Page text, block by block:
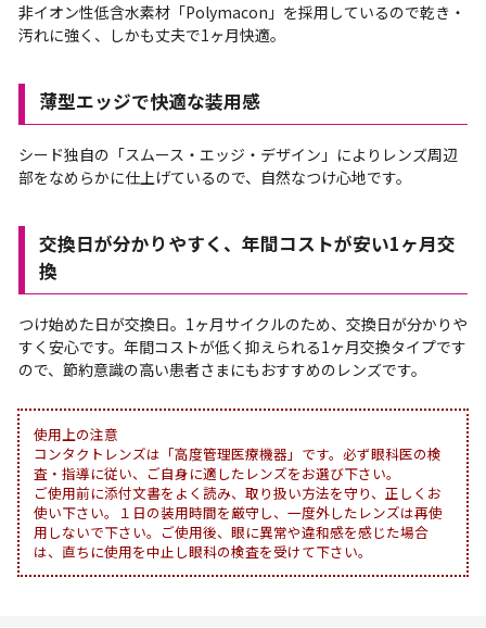
非イオン性低含水素材「Polymacon」を採用しているので乾き・
汚れに強く、しかも丈夫で1ヶ月快適。
薄型エッジで快適な装用感
シード独自の「スムース・エッジ・デザイン」によりレンズ周辺
部をなめらかに仕上げているので、自然なつけ心地です。
交換日が分かりやすく、年間コストが安い1ヶ月交
換
つけ始めた日が交換日。1ヶ月サイクルのため、交換日が分かりや
すく安心です。年間コストが低く抑えられる1ヶ月交換タイプです
ので、節約意識の高い患者さまにもおすすめのレンズです。
使用上の注意
コンタクトレンズは「高度管理医療機器」です。必ず眼科医の検
査・指導に従い、ご自身に適したレンズをお選び下さい。
ご使用前に添付文書をよく読み、取り扱い方法を守り、正しくお
使い下さい。１日の装用時間を厳守し、一度外したレンズは再使
用しないで下さい。ご使用後、眼に異常や違和感を感じた場合
は、直ちに使用を中止し眼科の検査を受けて下さい。